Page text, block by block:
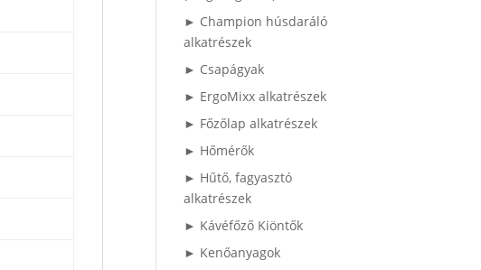
► Champion húsdaráló
alkatrészek
► Csapágyak
► ErgoMixx alkatrészek
► Főzőlap alkatrészek
► Hőmérők
► Hűtő, fagyasztó
alkatrészek
► Kávéfőző Kiöntők
► Kenőanyagok